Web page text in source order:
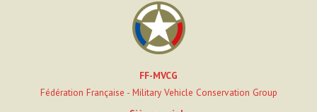
FF-MVCG
Fédération Française - Military Vehicle Conservation Group